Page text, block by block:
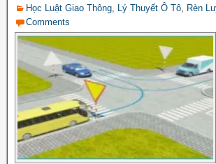
Học Luật Giao Thông Lý Thuyết Ô Tô Rèn
Comments